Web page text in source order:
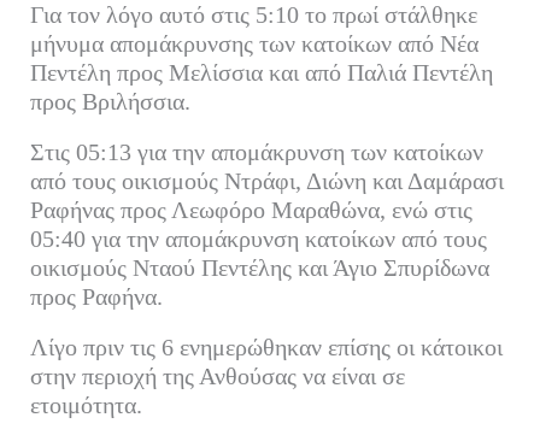
Για τον λόγο αυτό στις 5:10 το πρωί στάλθηκε
μήνυμα απομάκρυνσης των κατοίκων από Νέα
Πεντέλη προς Μελίσσια και από Παλιά Πεντέλη
προς Βριλήσσια.
Στις 05:13 για την απομάκρυνση των κατοίκων
από τους οικισμούς Ντράφι, Διώνη και Δαμάρασι
Ραφήνας προς Λεωφόρο Μαραθώνα, ενώ στις
05:40 για την απομάκρυνση κατοίκων από τους
οικισμούς Νταού Πεντέλης και Άγιο Σπυρίδωνα
προς Ραφήνα.
Λίγο πριν τις 6 ενημερώθηκαν επίσης οι κάτοικοι
στην περιοχή της Ανθούσας να είναι σε
ετοιμότητα.